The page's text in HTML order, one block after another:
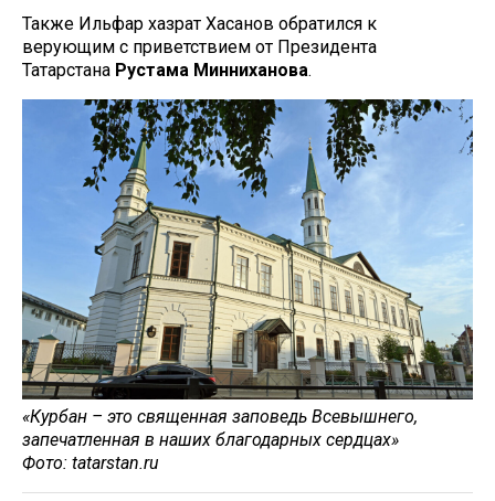
Также Ильфар хазрат Хасанов обратился к
верующим с приветствием от Президента
Татарстана Рустама Минниханова.
«Курбан – это священная заповедь Всевышнего,
запечатленная в наших благодарных сердцах»
Фото: tatarstan.ru